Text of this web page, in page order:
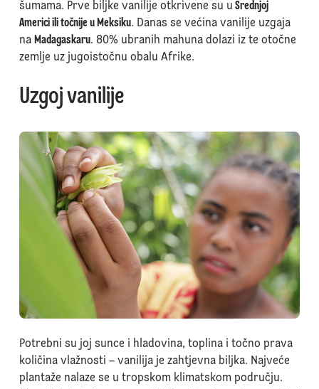
šumama. Prve biljke vanilije otkrivene su u Srednjoj
Americi ili točnije u Meksiku. Danas se većina vanilije uzgaja
na Madagaskaru. 80% ubranih mahuna dolazi iz te otočne
zemlje uz jugoistočnu obalu Afrike.
Uzgoj vanilije
Potrebni su joj sunce i hladovina, toplina i točno prava
količina vlažnosti – vanilija je zahtjevna biljka. Najveće
plantaže nalaze se u tropskom klimatskom području.